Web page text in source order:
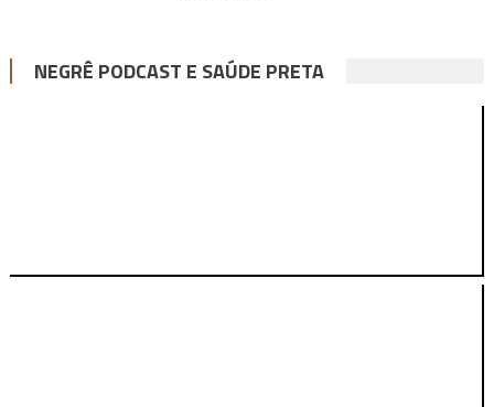
NEGRÊ PODCAST E SAÚDE PRETA